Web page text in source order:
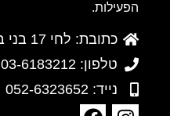
הפעילות.
כתובת: לחי 17 בני ברק קומה 2 waze
טלפון: 03-6183212
נייד: 052-6323652